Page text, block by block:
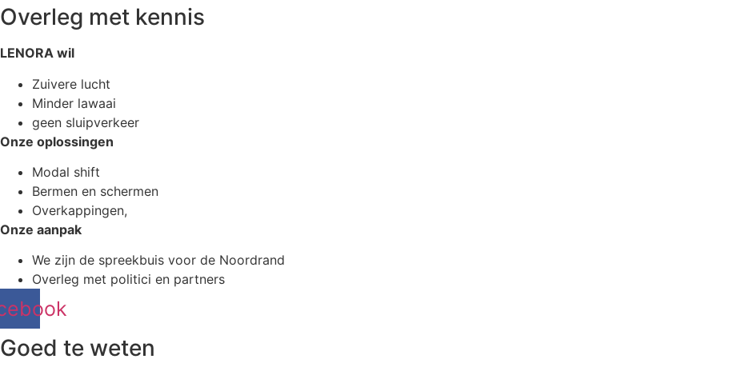
Overleg met kennis
LENORA wil
Zuivere lucht
Minder lawaai
geen sluipverkeer
Onze oplossingen
Modal shift
Bermen en schermen
Overkappingen,
Onze aanpak
We zijn de spreekbuis voor de Noordrand
Overleg met politici en partners
Goed te weten